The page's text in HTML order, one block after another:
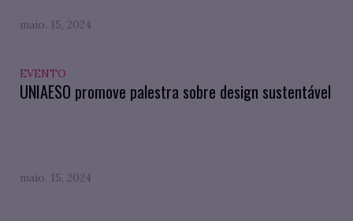
maio. 15, 2024
EVENTO
UNIAESO promove palestra sobre design sustentável
maio. 15, 2024